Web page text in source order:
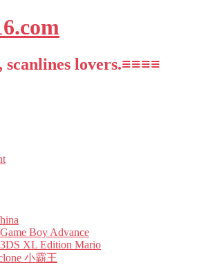
lovers.≡≡≡≡
Boy Advance
XL Edition Mario
小霸王